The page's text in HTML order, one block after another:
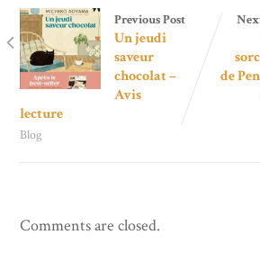
Previous Post
Un jeudi
saveur
chocolat –
Avis
lecture
Blog
de
Comments are closed.